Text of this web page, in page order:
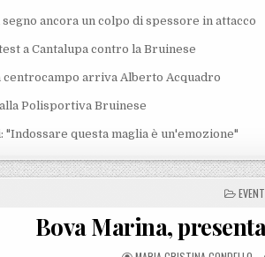
segno ancora un colpo di spessore in attacco
a Cantalupa contro la Bruinese
centrocampo arriva Alberto Acquadro
Polisportiva Bruinese
"Indossare questa maglia è un'emozione"
Bova Marina,